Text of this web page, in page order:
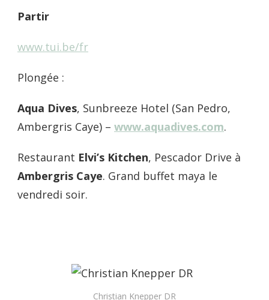
Partir
www.tui.be/fr
Plongée :
Aqua Dives, Sunbreeze Hotel (San Pedro,
Ambergris Caye) – www.aquadives.com.
Restaurant Elvi’s Kitchen, Pescador Drive à
Ambergris Caye. Grand buffet maya le
vendredi soir.
Christian Knepper DR